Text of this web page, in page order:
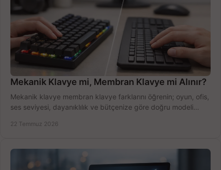
Mekanik Klavye mi, Membran Klavye mi Alınır?
Mekanik klavye membran klavye farklarını öğrenin; oyun, ofis,
ses seviyesi, dayanıklılık ve bütçenize göre doğru modeli
22 Temmuz 2026